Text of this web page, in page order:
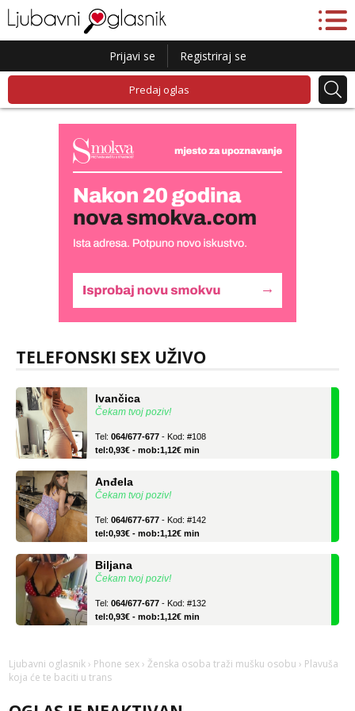
Prijavi se Registriraj se
Predaj oglas
TELEFONSKI SEX UŽIVO
tel:0,93€ - mob:1,12€ min
Čekam tvoj poziv!
tel:0,93€ - mob:1,12€ min
Čekam tvoj poziv!
tel:0,93€ - mob:1,12€ min
Čekam tvoj poziv!
tel:0,93€ - mob:1,12€ min
Ljubavni oglasnik › Phone sex › Ženska osoba traži mušku osobu › Plavuša
koja će te baciti u trans